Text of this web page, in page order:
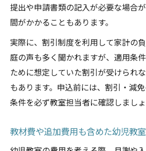
提出や申請書類の記入が必要な場合
間がかかることもあります。
実際に、割引制度を利用して家計の
庭の声も多く聞かれますが、適用条
ために想定していた割引が受けられ
もあります。申込前には、割引・減
条件を必ず教室担当者に確認しましょ
教材費や追加費用も含めた幼児教